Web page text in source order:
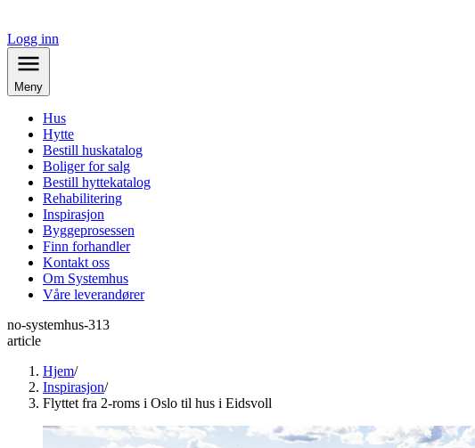
Logg inn
Meny
Hus
Hytte
Bestill huskatalog
Boliger for salg
Bestill hyttekatalog
Rehabilitering
Inspirasjon
Byggeprosessen
Finn forhandler
Kontakt oss
Om Systemhus
Våre leverandører
no-systemhus-313
article
Hjem/
Inspirasjon/
Flyttet fra 2-roms i Oslo til hus i Eidsvoll